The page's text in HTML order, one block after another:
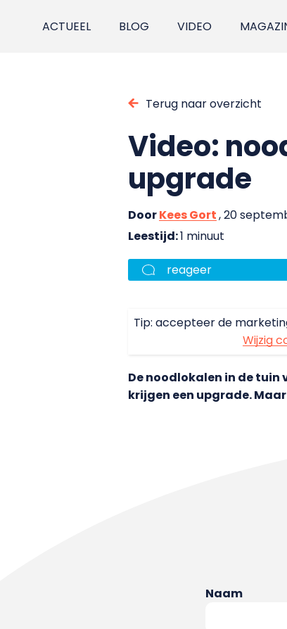
ACTUEEL BLOG VIDEO
Terug naar overzicht
Video:
upgrade
DoorKees Gort, 20
Leestijd:1 minuut
reageer
Tip: accepteer de
Wijzig
De noodlokalen in de tuin
krijgen een upgrade.
Naam